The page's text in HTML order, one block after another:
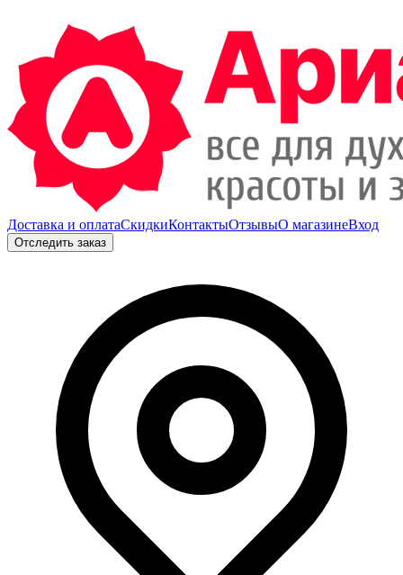
Доставка и оплатаСкидкиКонтактыОтзывыО магазинеВход
Отследить заказ